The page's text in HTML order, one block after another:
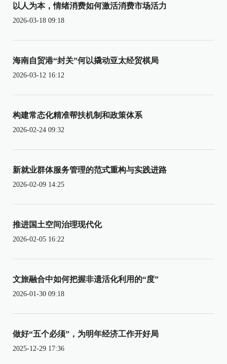
以人为本，情绪消费如何激活消费市场活力
2026-03-18 09:18
海南自贸港“封关”何以撬动亚太经贸棋局
2026-03-12 16:12
构建常态化精准帮扶机制和政策体系
2026-02-24 09:32
新就业群体服务管理的范式重构与实践进路
2026-02-09 14:25
推进国土空间治理现代化
2026-02-05 16:22
文旅融合中如何把握非遗活化利用的“度”
2026-01-30 09:18
做好“五个必须”，为明年经济工作开好局
2025-12-29 17:36